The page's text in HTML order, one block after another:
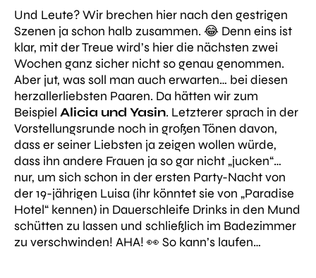
Und Leute? Wir brechen hier nach den gestrigen
Szenen ja schon halb zusammen. 😂 Denn eins ist
klar, mit der Treue wird’s hier die nächsten zwei
Wochen ganz sicher nicht so genau genommen.
Aber jut, was soll man auch erwarten… bei diesen
herzallerliebsten Paaren. Da hätten wir zum
Beispiel Alicia und Yasin. Letzterer sprach in der
Vorstellungsrunde noch in großen Tönen davon,
dass er seiner Liebsten ja zeigen wollen würde,
dass ihn andere Frauen ja so gar nicht„jucken“…
nur, um sich schon in der ersten Party-Nacht von
der 19-jährigen Luisa (ihr könntet sie von „Paradise
Hotel“ kennen) in Dauerschleife Drinks in den Mund
schütten zu lassen und schließlich im Badezimmer
zu verschwinden! AHA! 👀 So kann’s laufen…